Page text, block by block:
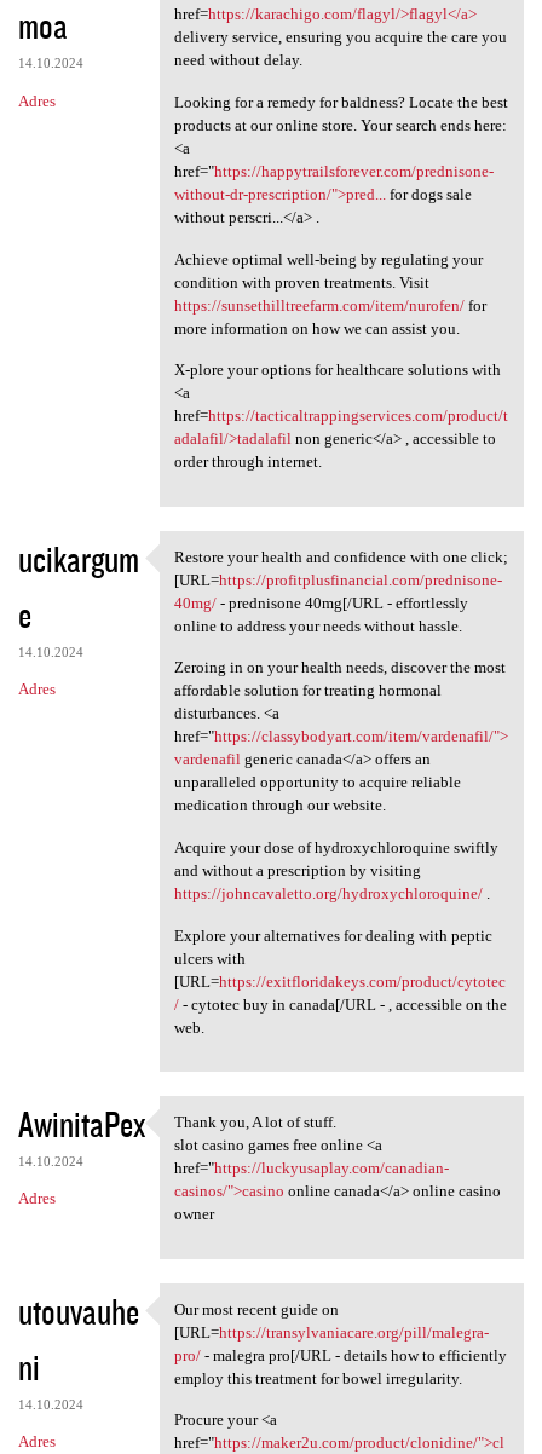
moa
14.10.2024
Adres
href=https://karachigo.com/flagyl/>flagyl</a>
delivery service, ensuring you acquire the care you
need without delay.
Looking for a remedy for baldness? Locate the best
products at our online store. Your search ends here:
<a
href="https://happytrailsforever.com/prednisone-
without-dr-prescription/">pred...
for dogs sale
without perscri...</a> .
Achieve optimal well-being by regulating your
condition with proven treatments. Visit
https://sunsethilltreefarm.com/item/nurofen/for
more information on how we can assist you.
X-plore your options for healthcare solutions with
<a
href=https://tacticaltrappingservices.com/product/t
adalafil/>tadalafilnon generic</a> , accessible to
order through internet.
ucikargum
e
14.10.2024
Adres
Restore your health and
Restore your health and confidence with one click;
[URL=https://profitplusfinancial.com/prednisone-
40mg/- prednisone 40mg[/URL - effortlessly
online to address your needs without hassle.
Zeroing in on your health needs, discover the most
affordable solution for treating hormonal
disturbances. <a
href="https://classybodyart.com/item/vardenafil/">
vardenafilgeneric canada</a> offers an
unparalleled opportunity to acquire reliable
medication through our website.
Acquire your dose of hydroxychloroquine swiftly
and without a prescription by visiting
https://johncavaletto.org/hydroxychloroquine/.
Explore your alternatives for dealing with peptic
ulcers with
[URL=https://exitfloridakeys.com/product/cytotec
/- cytotec buy in canada[/URL - , accessible on the
web.
AwinitaPex
14.10.2024
Adres
Thank you, A lot of stuff.
Thank you, A lot of stuff.
slot casino games free online <a
href="https://luckyusaplay.com/canadian-
casinos/">casino online canada</a> online casino
owner
utouvauhe
ni
14.10.2024
Adres
Our most recent guide on [URL
Our most recent guide on
[URL=https://transylvaniacare.org/pill/malegra-
pro/- malegra pro[/URL - details how to efficiently
employ this treatment for bowel irregularity.
Procure your <a
href="https://maker2u.com/product/clonidine/">cl